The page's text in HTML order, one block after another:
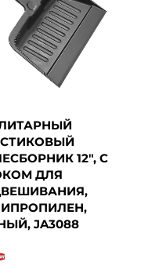
12", С
ДЛЯ
JA3088